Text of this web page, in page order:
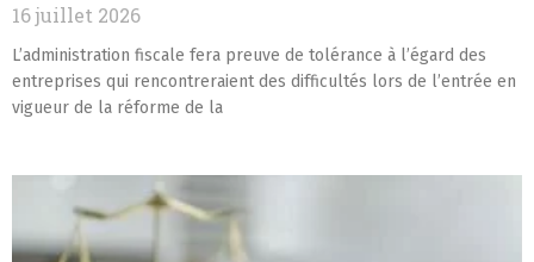
16 juillet 2026
L’administration fiscale fera preuve de tolérance à l’égard des
entreprises qui rencontreraient des difficultés lors de l’entrée en
vigueur de la réforme de la